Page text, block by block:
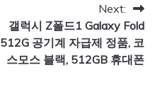
Next:
갤럭시 Z폴드1 Galaxy Fold
512G 공기계 자급제 정품, 코
스모스 블랙, 512GB 휴대폰